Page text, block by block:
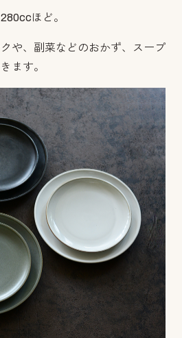
ほど。
や、副菜などのおかず、スープ
ます。